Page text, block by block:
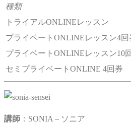
種類
トライアルONLINEレッスン
プライベートONLINEレッスン4回
プライベートONLINEレッスン10
セミプライベートONLINE 4回券
講師 ：SONIA – ソニア